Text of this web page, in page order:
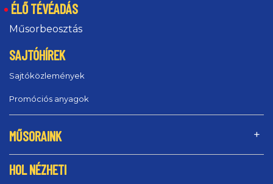
ÉLŐ TÉVÉADÁS
Műsorbeosztás
SAJTÓHÍREK
Sajtóközlemények
Promóciós anyagok
MŰSORAINK
HOL NÉZHETI